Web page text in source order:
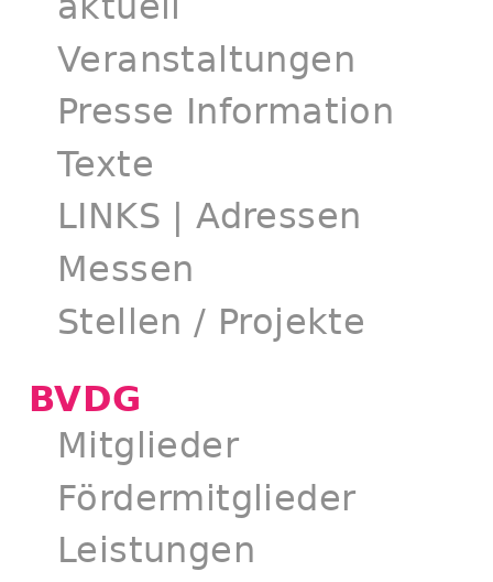
Veranstaltungen
Presse Information
Texte
LINKS | Adressen
Messen
Stellen / Projekte
BVDG
Mitglieder
Fördermitglieder
Leistungen